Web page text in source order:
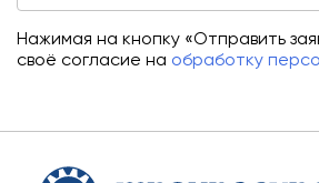
Нажимая на кнопку «Отправить
своё согласие на обработку